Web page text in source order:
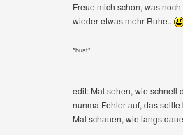
Freue mich schon, was
wieder etwas mehr Ruhe..
*hust*
edit: Mal sehen, wie schnell
nunma Fehler auf, das sollte
Mal schauen, wie langs